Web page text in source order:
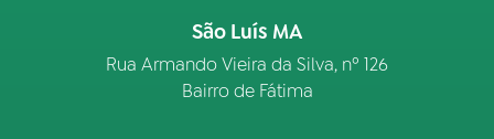
São Luís MA
Rua Armando Vieira da Silva, nº 126
Bairro de Fátima